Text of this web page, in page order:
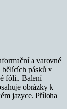
a varovné
bělících pásků v
fólii. Balení
obrázky k
jazyce. Příloha